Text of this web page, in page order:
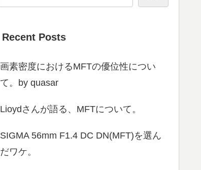
Recent Posts
画素密度におけるMFTの優位性につい
て。by quasar
Lioydさんが語る、MFTについて。
SIGMA 56mm F1.4 DC DN(MFT)を選ん
だワケ。